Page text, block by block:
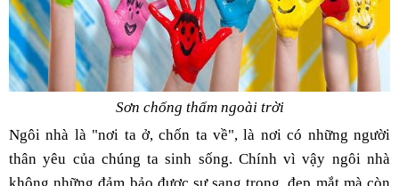
Sơn chống thấm ngoài trời
Ngôi nhà là "nơi ta ở, chốn ta về", là nơi có những người
thân yêu của chúng ta sinh sống. Chính vì vậy ngôi nhà